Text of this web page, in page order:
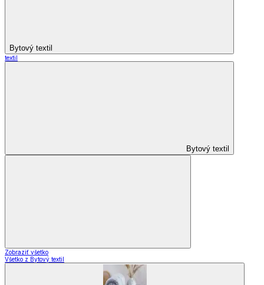
Bytový textil
textil
Bytový textil
Zobraziť všetko
Všetko z Bytový textil